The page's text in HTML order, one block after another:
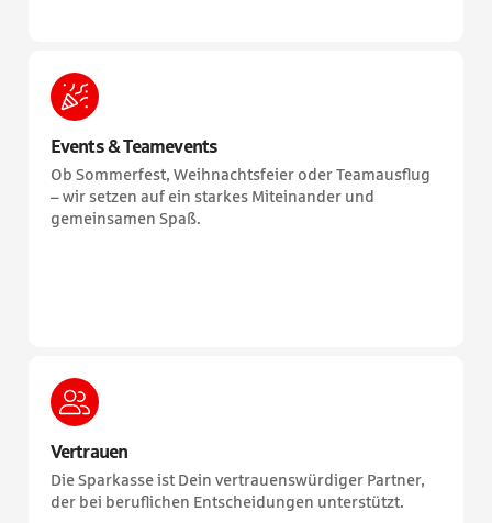
Events & Teamevents
Ob Sommerfest, Weihnachtsfeier oder Teamausflug
– wir setzen auf ein starkes Miteinander und
gemeinsamen Spaß.
Vertrauen
Die Sparkasse ist Dein vertrauenswürdiger Partner,
der bei beruflichen Entscheidungen unterstützt.